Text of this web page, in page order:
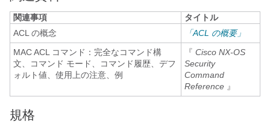
関連事項
タイトル
ACL の概念
「ACL の概要」
MAC ACL コマンド：完全なコマンド構
文、コマンド モード、コマンド履歴、デフ
ォルト値、使用上の注意、例
『 Cisco NX-OS
Security
Command
Reference 』
規格